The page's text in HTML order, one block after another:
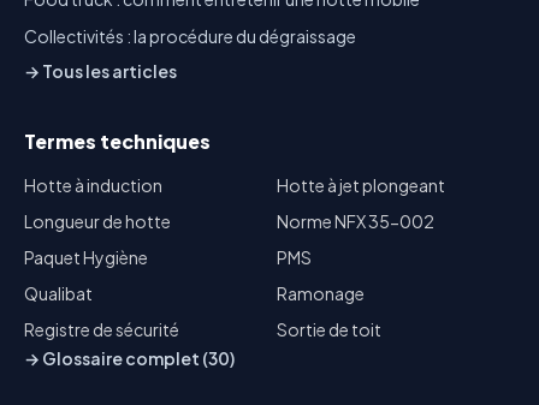
Collectivités : la procédure du dégraissage
→ Tous les articles
Termes techniques
Hotte à induction
Hotte à jet plongeant
Longueur de hotte
Norme NFX 35-002
Paquet Hygiène
PMS
Qualibat
Ramonage
Registre de sécurité
Sortie de toit
→ Glossaire complet (30)